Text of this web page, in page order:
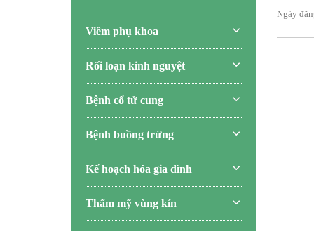
Ngày
Viêm phụ khoa
Rối loạn kinh nguyệt
Bệnh cổ tử cung
Bệnh buồng trứng
Kế hoạch hóa gia đình
Thẩm mỹ vùng kín